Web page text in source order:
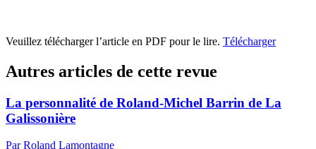
Veuillez télécharger l’article en PDF pour le lire. Télécharger
Autres articles de cette revue
La personnalité de Roland-Michel Barrin de La
Galissonière
Par Roland Lamontagne